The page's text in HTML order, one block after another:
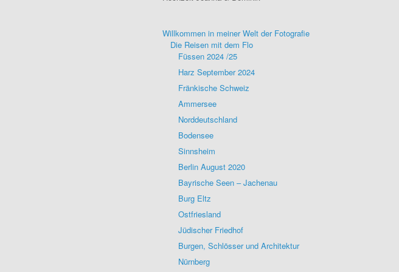
Willkommen in meiner Welt der Fotografie
Die Reisen mit dem Flo
Füssen 2024 /25
Harz September 2024
Fränkische Schweiz
Ammersee
Norddeutschland
Bodensee
Sinnsheim
Berlin August 2020
Bayrische Seen – Jachenau
Burg Eltz
Ostfriesland
Jüdischer Friedhof
Burgen, Schlösser und Architektur
Nürnberg